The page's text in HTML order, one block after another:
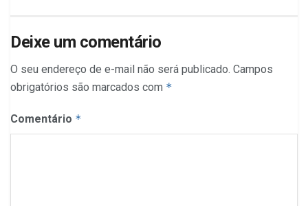
Deixe um comentário
O seu endereço de e-mail não será publicado. Campos
obrigatórios são marcados com *
Comentário *